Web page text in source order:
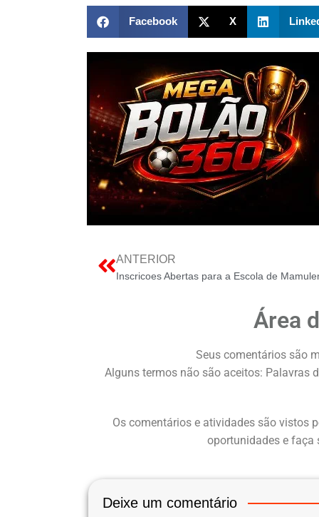
Facebook X
ANTERIOR
Inscricoes Abertas para a Escola de
Área
Seus comentários são
Alguns termos não são aceitos: Palavras
Os comentários e atividades são vistos
oportunidades e faça
Deixe um comentário